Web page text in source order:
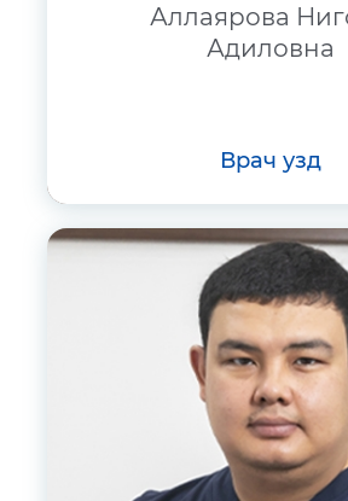
Аллаярова
Адиловна
врач узд